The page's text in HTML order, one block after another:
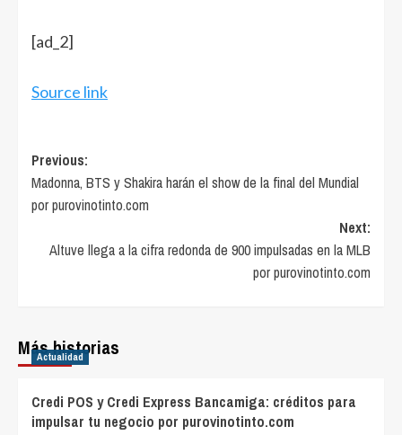
[ad_2]
Source link
Post
navigation
Previous:
Madonna, BTS y Shakira harán el show de la final del Mundial
por purovinotinto.com
Next:
Altuve llega a la cifra redonda de 900 impulsadas en la MLB
por purovinotinto.com
Más historias
Actualidad
Credi POS y Credi Express Bancamiga: créditos para
impulsar tu negocio por purovinotinto.com